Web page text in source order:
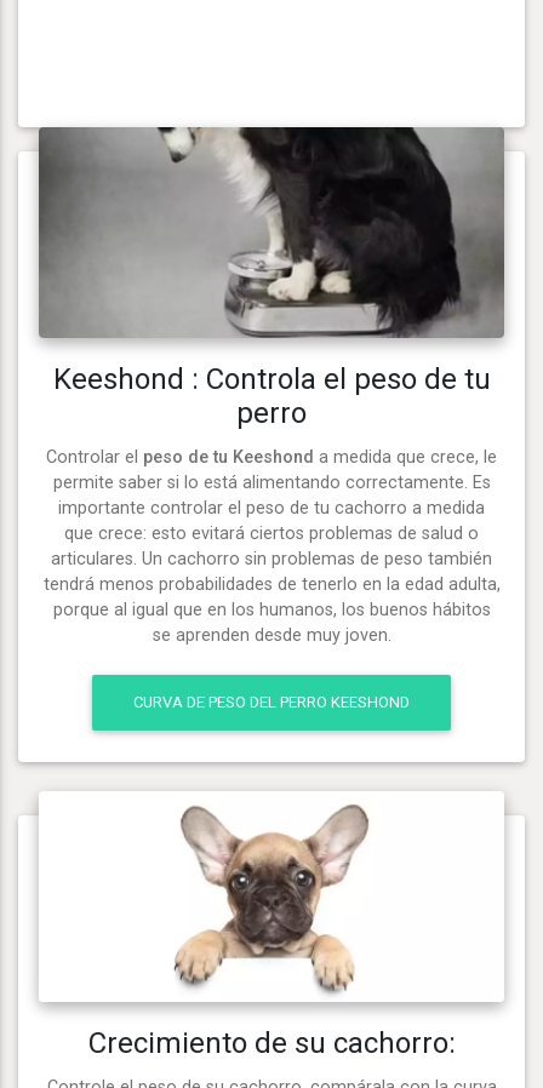
Keeshond : Controla el peso de tu
perro
Controlar el peso de tu Keeshond a medida que crece, le
permite saber si lo está alimentando correctamente. Es
importante controlar el peso de tu cachorro a medida
que crece: esto evitará ciertos problemas de salud o
articulares. Un cachorro sin problemas de peso también
tendrá menos probabilidades de tenerlo en la edad adulta,
porque al igual que en los humanos, los buenos hábitos
se aprenden desde muy joven.
CURVA DE PESO DEL PERRO KEESHOND
Crecimiento de su cachorro: